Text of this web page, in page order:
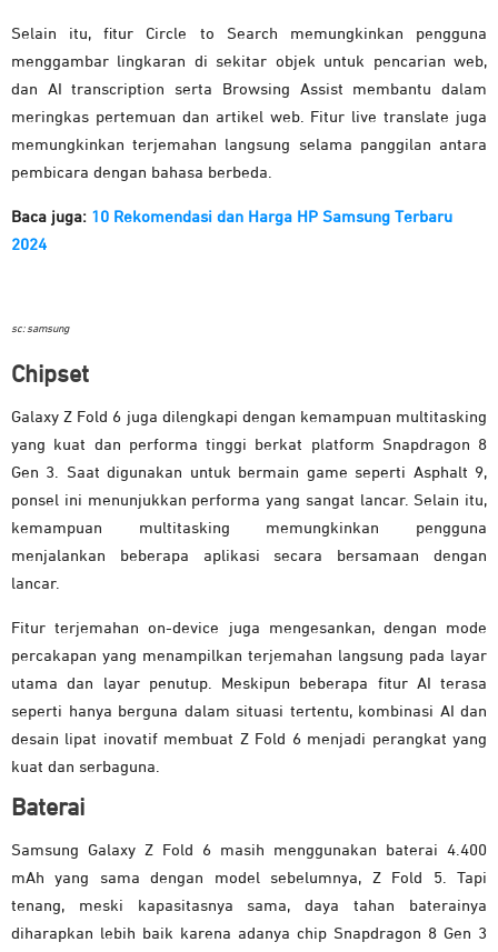
Selain itu, fitur Circle to Search memungkinkan pengguna
menggambar lingkaran di sekitar objek untuk pencarian web,
dan AI transcription serta Browsing Assist membantu dalam
meringkas pertemuan dan artikel web. Fitur live translate juga
memungkinkan terjemahan langsung selama panggilan antara
pembicara dengan bahasa berbeda.
Baca juga: 10 Rekomendasi dan Harga HP Samsung Terbaru
2024
sc: samsung
Chipset
Galaxy Z Fold 6 juga dilengkapi dengan kemampuan multitasking
yang kuat dan performa tinggi berkat platform Snapdragon 8
Gen 3. Saat digunakan untuk bermain game seperti Asphalt 9,
ponsel ini menunjukkan performa yang sangat lancar. Selain itu,
kemampuan multitasking memungkinkan pengguna
menjalankan beberapa aplikasi secara bersamaan dengan
lancar.
Fitur terjemahan on-device juga mengesankan, dengan mode
percakapan yang menampilkan terjemahan langsung pada layar
utama dan layar penutup. Meskipun beberapa fitur AI terasa
seperti hanya berguna dalam situasi tertentu, kombinasi AI dan
desain lipat inovatif membuat Z Fold 6 menjadi perangkat yang
kuat dan serbaguna.
Baterai
Samsung Galaxy Z Fold 6 masih menggunakan baterai 4.400
mAh yang sama dengan model sebelumnya, Z Fold 5. Tapi
tenang, meski kapasitasnya sama, daya tahan baterainya
diharapkan lebih baik karena adanya chip Snapdragon 8 Gen 3